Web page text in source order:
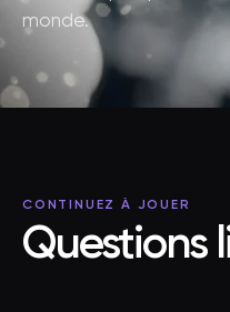
monde.
CONTINUEZ À JOUER
Questions